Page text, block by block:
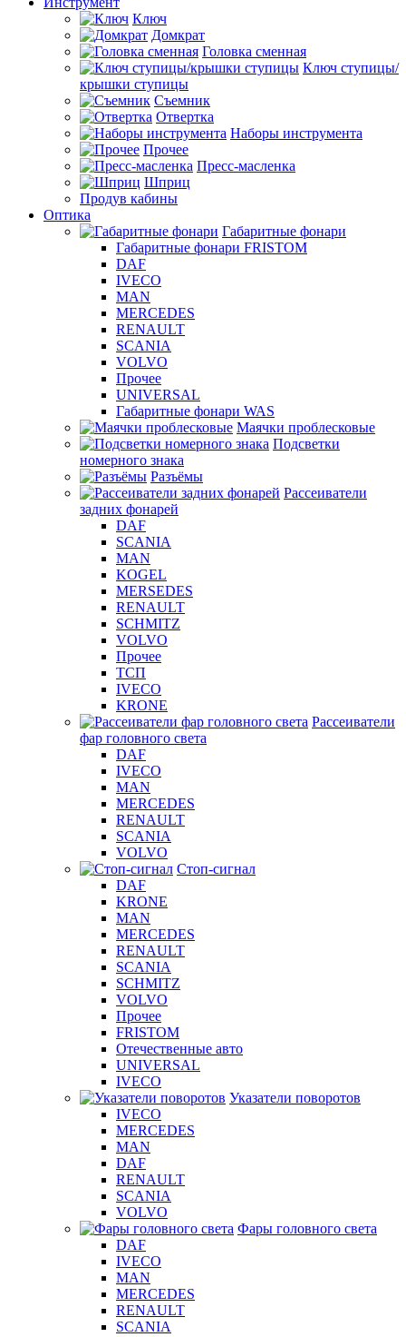
Ключ
Домкрат
Головка сменная
Ключ ступицы/
крышки ступицы
Съемник
Отвертка
Наборы инструмента
Прочее
Пресс-масленка
Шприц
Продув кабины
Оптика
Габаритные фонари
Габаритные фонари FRISTOM
DAF
IVECO
MAN
MERCEDES
RENAULT
SCANIA
VOLVO
Прочее
UNIVERSAL
Габаритные фонари WAS
Маячки проблесковые
Подсветки
номерного знака
Разъёмы
Рассеиватели
задних фонарей
DAF
SCANIA
MAN
KOGEL
MERSEDES
RENAULT
SCHMITZ
VOLVO
Прочее
ТСП
IVECO
KRONE
Рассеиватели
фар головного света
DAF
IVECO
MAN
MERCEDES
RENAULT
SCANIA
VOLVO
Стоп-сигнал
DAF
KRONE
MAN
MERCEDES
RENAULT
SCANIA
SCHMITZ
VOLVO
Прочее
FRISTOM
Отечественные авто
UNIVERSAL
IVECO
Указатели поворотов
IVECO
MERCEDES
MAN
DAF
RENAULT
SCANIA
VOLVO
Фары головного света
DAF
IVECO
MAN
MERCEDES
RENAULT
SCANIA